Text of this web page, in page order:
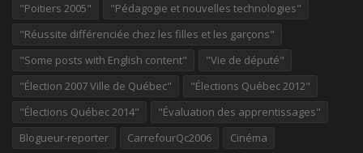
"Poitiers 2005"
"Pédagogie et nouvelles technologies"
"Réussite différenciée chez les filles et les garçons"
"Some posts with English content"
"Vie de député"
"Élection 2007 Ville de Québec"
"Élections Québec 2012"
"Élections Québec 2014"
"Évaluation des apprentissages"
Blogueur-reporter
CarrefourQc2006
Cinéma